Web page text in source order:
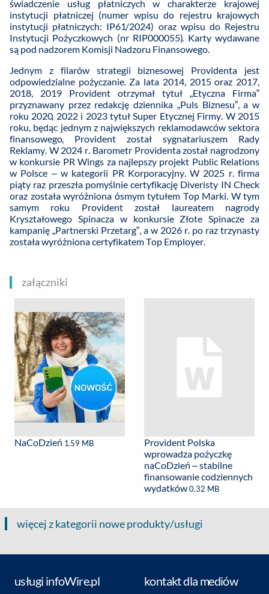
świadczenie usług płatniczych w charakterze krajowej
instytucji płatniczej (numer wpisu do rejestru krajowych
instytucji płatniczych: IP61/2024) oraz wpisu do Rejestru
Instytucji Pożyczkowych (nr RIP000055). Karty wydawane
są pod nadzorem Komisji Nadzoru Finansowego.
Jednym z filarów strategii biznesowej Providenta jest
odpowiedzialne pożyczanie. Za lata 2014, 2015 oraz 2017,
2018, 2019 Provident otrzymał tytuł „Etyczna Firma”
przyznawany przez redakcję dziennika „Puls Biznesu”, a w
roku 2020, 2022 i 2023 tytuł Super Etycznej Firmy. W 2015
roku, będąc jednym z największych reklamodawców sektora
finansowego, Provident został sygnatariuszem Rady
Reklamy. W 2024 r. Barometr Providenta został nagrodzony
w konkursie PR Wings za najlepszy projekt Public Relations
w Polsce – w kategorii PR Korporacyjny. W 2025 r. firma
piąty raz przeszła pomyślnie certyfikację Diveristy IN Check
oraz została wyróżniona ósmym tytułem Top Marki. W tym
samym roku Provident został laureatem nagrody
Kryształowego Spinacza w konkursie Złote Spinacze za
kampanię „Partnerski Przetarg”, a w 2026 r. po raz trzynasty
została wyróżniona certyfikatem Top Employer.
załączniki
NaCoDzień 1.59 MB
Provident Polska
wprowadza pożyczkę
naCoDzień – stabilne
finansowanie codziennych
wydatków0.32 MB
więcej z kategorii nowe produkty/usługi
usługi infoWire.pl kontakt dla mediów